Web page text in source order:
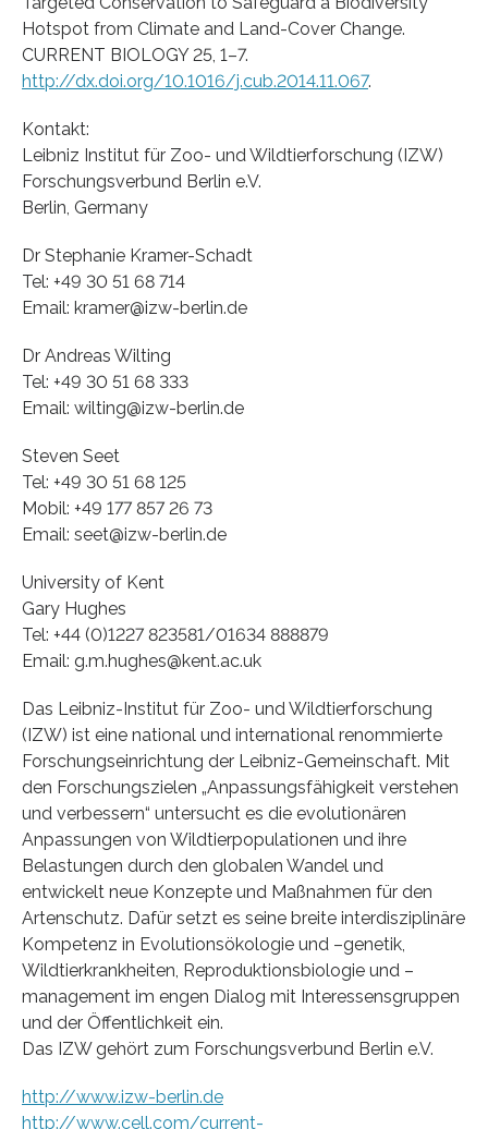
Hotspot from Climate and Land-Cover Change.
CURRENT BIOLOGY 25, 1–7.
http://dx.doi.org/10.1016/j.cub.2014.11.067.
Kontakt:
Leibniz Institut für Zoo- und Wildtierforschung (IZW)
Forschungsverbund Berlin e.V.
Berlin, Germany
Dr Stephanie Kramer-Schadt
Tel: +49 30 51 68 714
Email: kramer@izw-berlin.de
Dr Andreas Wilting
Tel: +49 30 51 68 333
Email: wilting@izw-berlin.de
Steven Seet
Tel: +49 30 51 68 125
Mobil: +49 177 857 26 73
Email: seet@izw-berlin.de
University of Kent
Gary Hughes
Tel: +44 (0)1227 823581/01634 888879
Email: g.m.hughes@kent.ac.uk
Das Leibniz-Institut für Zoo- und Wildtierforschung
(IZW) ist eine national und international renommierte
Forschungseinrichtung der Leibniz-Gemeinschaft. Mit
den Forschungszielen „Anpassungsfähigkeit verstehen
und verbessern“ untersucht es die evolutionären
Anpassungen von Wildtierpopulationen und ihre
Belastungen durch den globalen Wandel und
entwickelt neue Konzepte und Maßnahmen für den
Artenschutz. Dafür setzt es seine breite interdisziplinäre
Kompetenz in Evolutionsökologie und –genetik,
Wildtierkrankheiten, Reproduktionsbiologie und –
management im engen Dialog mit Interessensgruppen
und der Öffentlichkeit ein.
Das IZW gehört zum Forschungsverbund Berlin e.V.
http://www.izw-berlin.de
http://www.cell.com/current-